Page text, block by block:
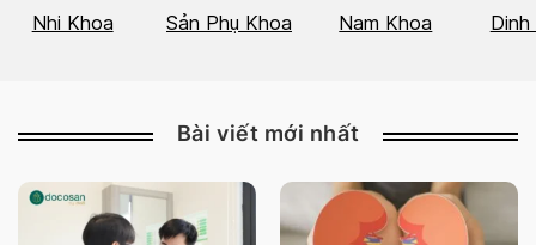
Nhi Khoa Sản Phụ Khoa Nam Khoa
Bài viết mới nhất